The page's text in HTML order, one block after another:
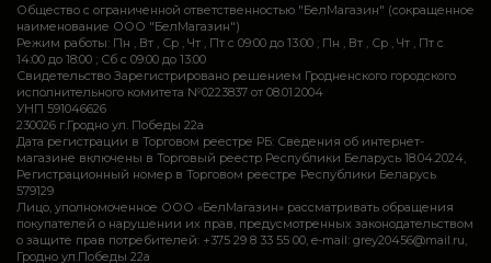
Общество с ограниченной ответственностью "БелМагазин" (сокращенное
наименование ООО "БелМагазин")
Режим работы: Пн , Вт , Ср , Чт , Пт c 09:00 до 13:00 ; Пн , Вт , Ср , Чт , Пт c
14:00 до 18:00 ; Сб c 09:00 до 13:00
Свидетельство Зарегистрировано решением Гродненского городского
исполнительного комитета №0223837 от 08.01.2004
УНП 591046626
230026 г.Гродно ул. Победы 22а
Дата регистрации в Торговом реестре РБ: Сведения об интернет-
магазине включены в Торговый реестр Республики Беларусь 18.04.2024,
Регистрационный номер в Торговом реестре Республики Беларусь
579129
Лицо, уполномоченное ООО «БелМагазин» рассматривать обращения
покупателей о нарушении их прав, предусмотренных законодательством
о защите прав потребителей: +375 29 8 33 55 00, e-mail: grey20456@mail.ru,
Гродно ул.Победы 22а